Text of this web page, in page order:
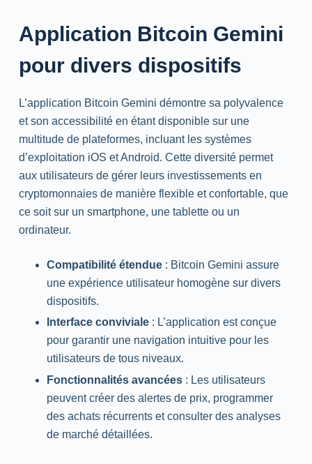
Application Bitcoin Gemini
pour divers dispositifs
L’application Bitcoin Gemini démontre sa polyvalence
et son accessibilité en étant disponible sur une
multitude de plateformes, incluant les systèmes
d’exploitation iOS et Android. Cette diversité permet
aux utilisateurs de gérer leurs investissements en
cryptomonnaies de manière flexible et confortable, que
ce soit sur un smartphone, une tablette ou un
ordinateur.
Compatibilité étendue: Bitcoin Gemini assure
une expérience utilisateur homogène sur divers
dispositifs.
Interface conviviale: L’application est conçue
pour garantir une navigation intuitive pour les
utilisateurs de tous niveaux.
Fonctionnalités avancées: Les utilisateurs
peuvent créer des alertes de prix, programmer
des achats récurrents et consulter des analyses
de marché détaillées.